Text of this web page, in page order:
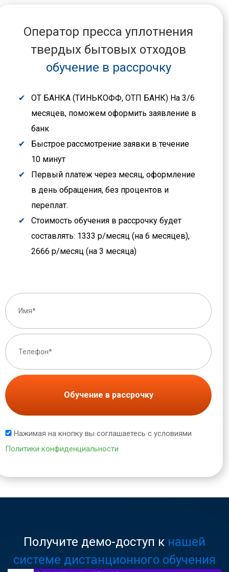
Оператор пресса уплотнения
твердых бытовых отходов
обучение в рассрочку
ОТ БАНКА (ТИНЬКОФФ, ОТП БАНК) На 3/6
месяцев, поможем оформить заявление в
банк
Быстрое рассмотрение заявки в течение
10 минут
Первый платеж через месяц, оформление
в день обращения, без процентов и
переплат.
Стоимость обучения в рассрочку будет
составлять: 1333 р/месяц (на 6 месяцев),
2666 р/месяц (на 3 месяца)
Обучение в рассрочку
Нажимая на кнопку вы соглашаетесь с условиями
Политики конфиденциальности
Получите демо-доступ к нашей
системе дистанционного обучения